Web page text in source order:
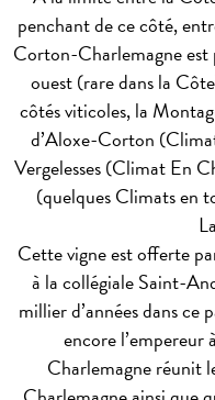
penchant de ce côté,
Corton-Charlemagne est
ouest (rare dans la
côtés viticoles, la
d’Aloxe-Corton
Vergelesses (Climat En
(quelques Climats en
Cette vigne est offerte
à la collégiale Saint-
millier d’années dans
encore
Charlemagne réunit